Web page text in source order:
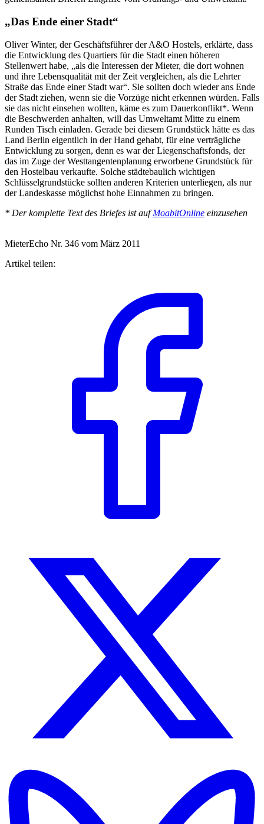
„Das Ende einer Stadt“
Oliver Winter, der Geschäftsführer der A&O Hostels, erklärte, dass
die Entwicklung des Quartiers für die Stadt einen höheren
Stellenwert habe, „als die Interessen der Mieter, die dort wohnen
und ihre Lebensqualität mit der Zeit vergleichen, als die Lehrter
Straße das Ende einer Stadt war“. Sie sollten doch wieder ans Ende
der Stadt ziehen, wenn sie die Vorzüge nicht erkennen würden. Falls
sie das nicht einsehen wollten, käme es zum Dauerkonflikt*. Wenn
die Beschwerden anhalten, will das Umweltamt Mitte zu einem
Runden Tisch einladen. Gerade bei diesem Grundstück hätte es das
Land Berlin eigentlich in der Hand gehabt, für eine verträgliche
Entwicklung zu sorgen, denn es war der Liegenschaftsfonds, der
das im Zuge der Westtangentenplanung erworbene Grundstück für
den Hostelbau verkaufte. Solche städtebaulich wichtigen
Schlüsselgrundstücke sollten anderen Kriterien unterliegen, als nur
der Landeskasse möglichst hohe Einnahmen zu bringen.
* Der komplette Text des Briefes ist aufMoabitOnline einzusehen
MieterEcho Nr. 346 vom März 2011
Artikel teilen: